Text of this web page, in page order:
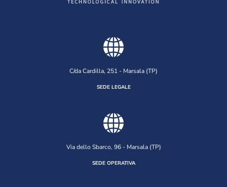
C/da Cardilla, 251 - Marsala (TP)
SEDE LEGALE
Via dello Sbarco, 96 - Marsala (TP)
SEDE OPERATIVA